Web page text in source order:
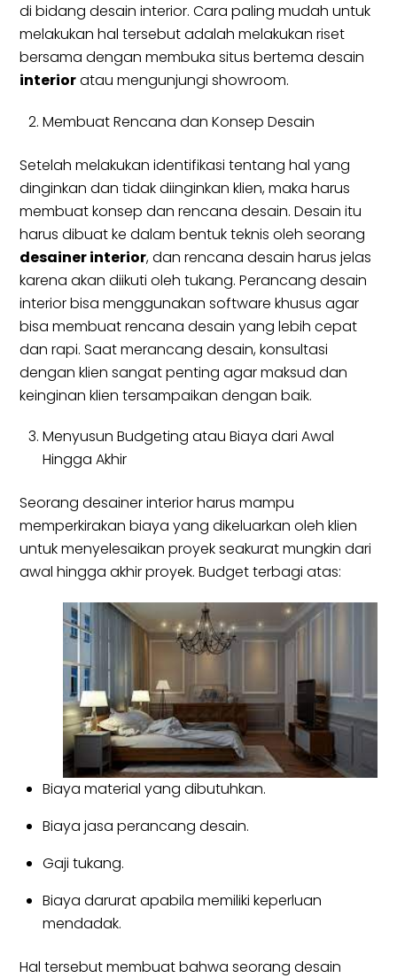
di bidang desain interior. Cara paling mudah untuk
melakukan hal tersebut adalah melakukan riset
bersama dengan membuka situs bertema desain
interioratau mengunjungi showroom.
Membuat Rencana dan Konsep Desain
Setelah melakukan identifikasi tentang hal yang
dinginkan dan tidak diinginkan klien, maka harus
membuat konsep dan rencana desain. Desain itu
harus dibuat ke dalam bentuk teknis oleh seorang
desainer interior, dan rencana desain harus jelas
karena akan diikuti oleh tukang. Perancang desain
interior bisa menggunakan software khusus agar
bisa membuat rencana desain yang lebih cepat
dan rapi. Saat merancang desain, konsultasi
dengan klien sangat penting agar maksud dan
keinginan klien tersampaikan dengan baik.
Menyusun Budgeting atau Biaya dari Awal
Hingga Akhir
Seorang desainer interior harus mampu
memperkirakan biaya yang dikeluarkan oleh klien
untuk menyelesaikan proyek seakurat mungkin dari
awal hingga akhir proyek. Budget terbagi atas:
Biaya material yang dibutuhkan.
Biaya jasa perancang desain.
Gaji tukang.
Biaya darurat apabila memiliki keperluan
mendadak.
Hal tersebut membuat bahwa seorang desain